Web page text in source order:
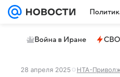
Война в Иране СВО
28 апреля 2025 НТА-